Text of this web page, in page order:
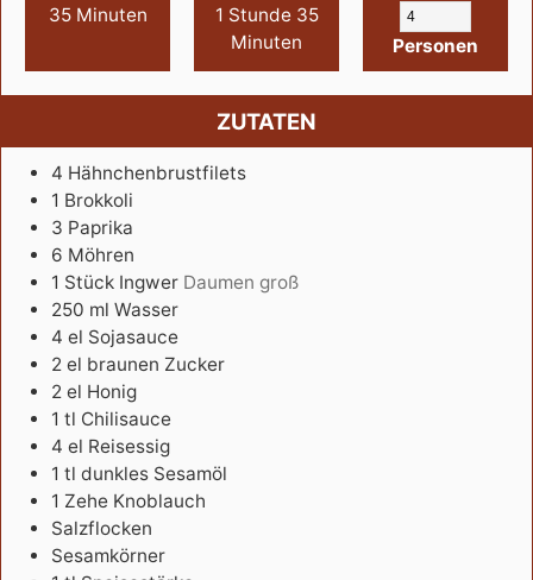
35 Minuten
1 Stunde 35
Minuten
Personen
ZUTATEN
4 Hähnchenbrustfilets
1 Brokkoli
3 Paprika
6 Möhren
1 Stück Ingwer Daumen groß
250 ml Wasser
4 el Sojasauce
2 el braunen Zucker
2 el Honig
1 tl Chilisauce
4 el Reisessig
1 tl dunkles Sesamöl
1 Zehe Knoblauch
Salzflocken
Sesamkörner